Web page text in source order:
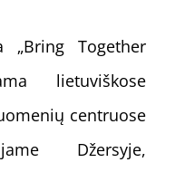
Together
lietuviškose
centruose
Džersyje,